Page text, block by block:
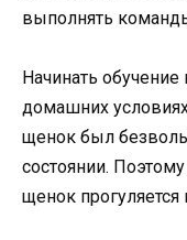
выполнять
Начинать
домашних
щенок был
состоянии.
щенок прогуляется